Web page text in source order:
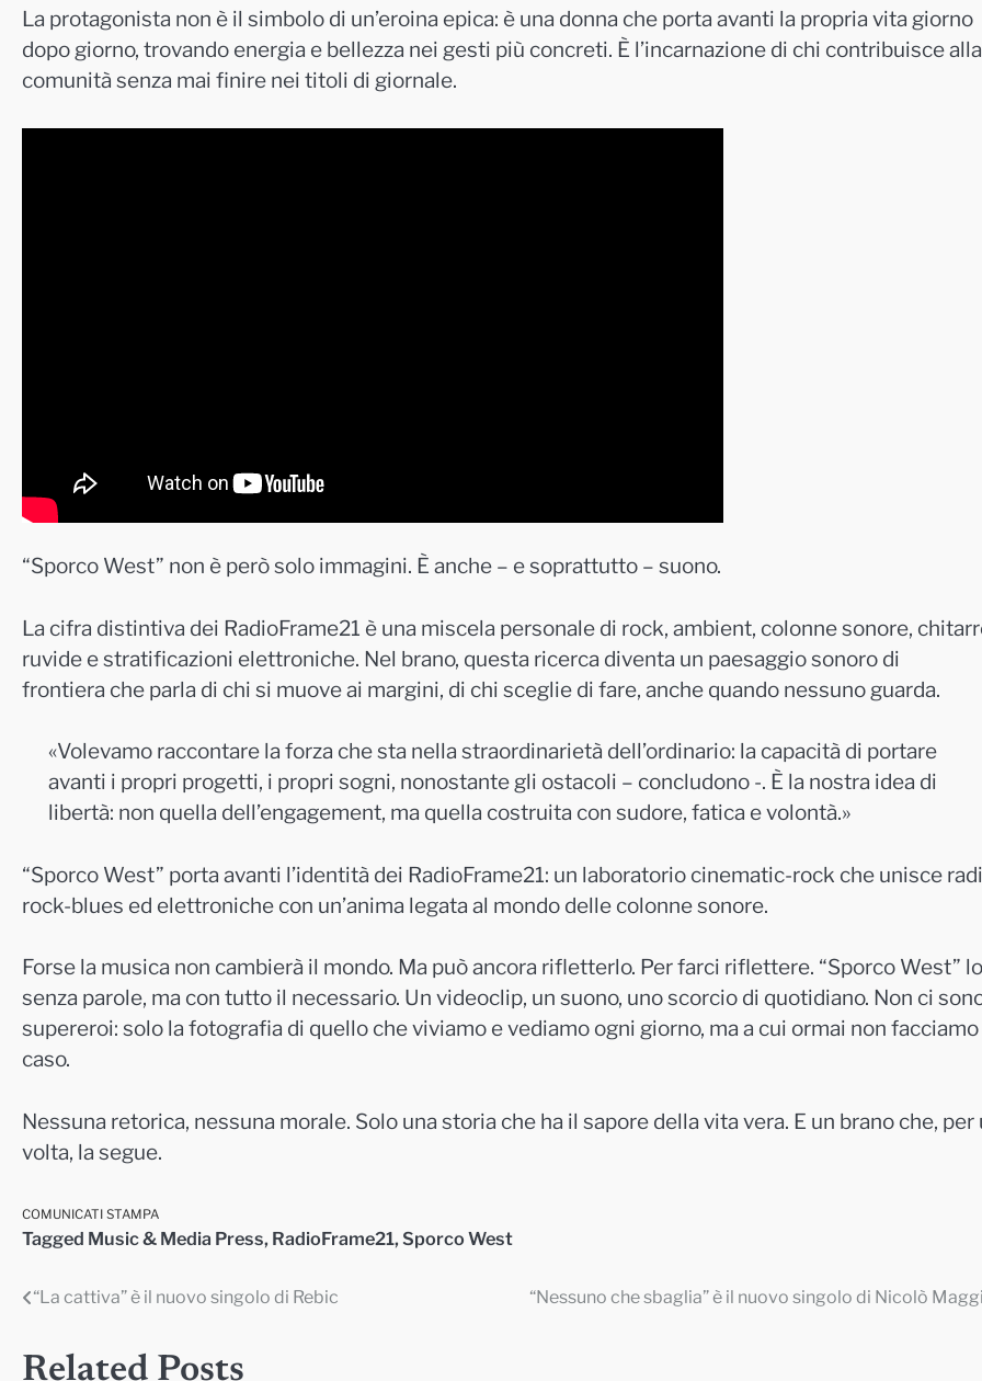
La protagonista non è il simbolo di un’eroina epica: è una donna che porta avanti la propria vita giorno
dopo giorno, trovando energia e bellezza nei gesti più concreti. È l’incarnazione di chi contribuisce alla
comunità senza mai finire nei titoli di giornale.
“Sporco West” non è però solo immagini. È anche – e soprattutto – suono.
La cifra distintiva dei RadioFrame21 è una miscela personale di rock, ambient, colonne sonore,
ruvide e stratificazioni elettroniche. Nel brano, questa ricerca diventa un paesaggio sonoro di
frontiera che parla di chi si muove ai margini, di chi sceglie di fare, anche quando nessuno guarda.
«Volevamo raccontare la forza che sta nella straordinarietà dell’ordinario: la capacità di portare
avanti i propri progetti, i propri sogni, nonostante gli ostacoli – concludono -. È la nostra idea di
libertà: non quella dell’engagement, ma quella costruita con sudore, fatica e volontà.»
“Sporco West” porta avanti l’identità dei RadioFrame21: un laboratorio cinematic-rock che unisce
rock-blues ed elettroniche con un’anima legata al mondo delle colonne sonore.
Forse la musica non cambierà il mondo. Ma può ancora rifletterlo. Per farci riflettere. “Sporco West”
senza parole, ma con tutto il necessario. Un videoclip, un suono, uno scorcio di quotidiano. Non ci
supereroi: solo la fotografia di quello che viviamo e vediamo ogni giorno, ma a cui ormai non
caso.
Nessuna retorica, nessuna morale. Solo una storia che ha il sapore della vita vera. E un brano che, per
volta, la segue.
COMUNICATI STAMPA
Tagged Music & Media Press, RadioFrame21, Sporco West
Navigazione
“La cattiva” è il nuovo singolo di Rebic “Nessuno che sbaglia” è il nuovo singolo di Nicolò
Related Posts